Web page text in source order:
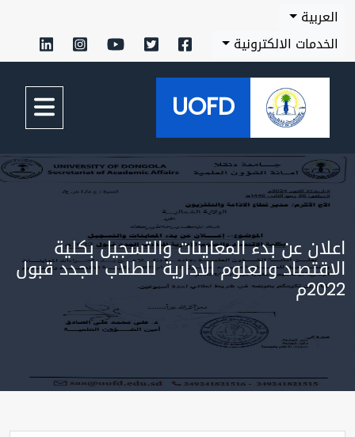
الالكترونية
UOFD
عن بدء المعاينات والتسجيل بكلية
والعلوم الادارية للطلاب الجدد قبول